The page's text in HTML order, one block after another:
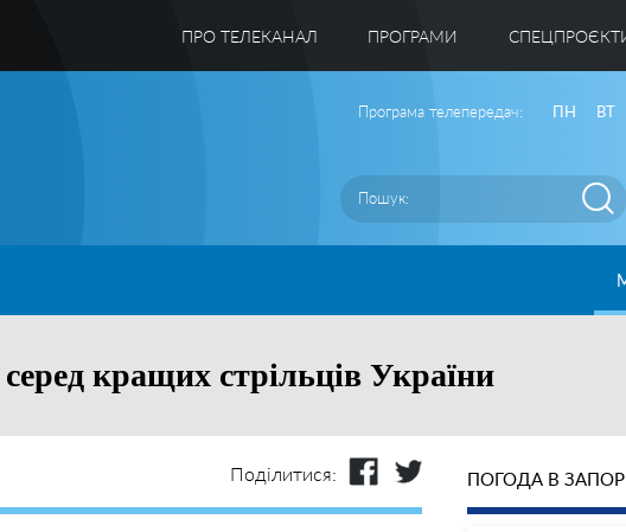
ПРО ТЕЛЕКАНАЛ ПРОГРАМИ
Програма телепередач: ПН ВТ
кращих стрільців України
Поділитися: ПОГОДА В